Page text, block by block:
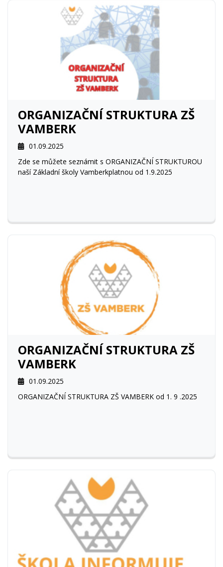
ORGANIZAČNÍ STRUKTURA ZŠ
VAMBERK
01.09.2025
Zde se můžete seznámit s ORGANIZAČNÍ STRUKTUROU
naší Základní školy Vamberkplatnou od 1.9.2025
ORGANIZAČNÍ STRUKTURA ZŠ
VAMBERK
01.09.2025
ORGANIZAČNÍ STRUKTURA ZŠ VAMBERK od 1. 9 .2025